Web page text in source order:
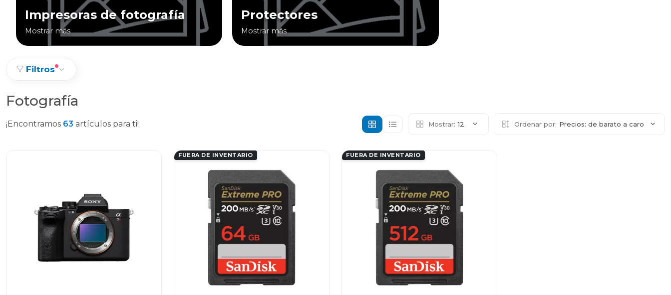
Impresoras de fotografía
Mostrar más
Protectores
Mostrar más
Filtros
Fotografía
¡Encontramos 63 artículos para ti! Mostrar: 12 Ordenar por: Precios: de barato a caro
FUERA DE INVENTARIO FUERA DE INVENTARIO